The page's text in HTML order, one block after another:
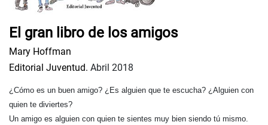
El gran libro de los amigos
Mary Hoffman
Editorial Juventud. Abril 2018
¿Cómo es un buen amigo? ¿Es alguien que te escucha? ¿Alguien con
quien te diviertes?
Un amigo es alguien con quien te sientes muy bien siendo tú mismo.